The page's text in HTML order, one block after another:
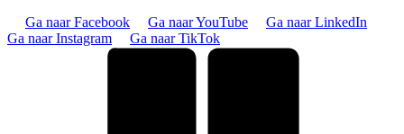
Ga naar Facebook
Ga naar YouTube
Ga naar LinkedIn
Ga naar Instagram
Ga naar TikTok